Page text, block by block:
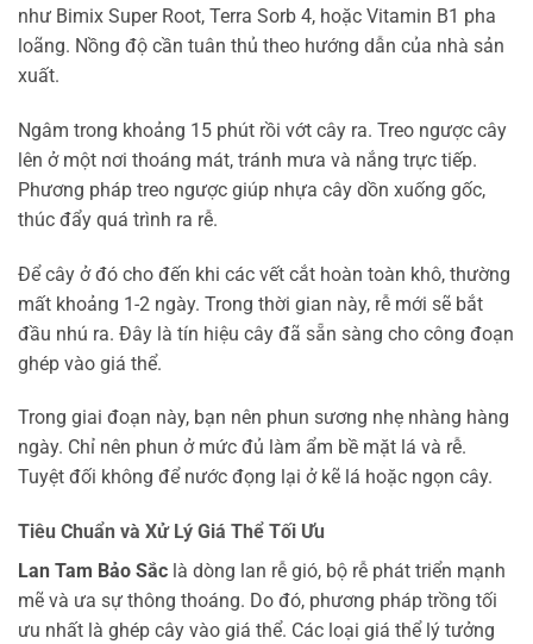
như Bimix Super Root, Terra Sorb 4, hoặc Vitamin B1 pha
loãng. Nồng độ cần tuân thủ theo hướng dẫn của nhà sản
xuất.
Ngâm trong khoảng 15 phút rồi vớt cây ra. Treo ngược cây
lên ở một nơi thoáng mát, tránh mưa và nắng trực tiếp.
Phương pháp treo ngược giúp nhựa cây dồn xuống gốc,
thúc đẩy quá trình ra rễ.
Để cây ở đó cho đến khi các vết cắt hoàn toàn khô, thường
mất khoảng 1-2 ngày. Trong thời gian này, rễ mới sẽ bắt
đầu nhú ra. Đây là tín hiệu cây đã sẵn sàng cho công đoạn
ghép vào giá thể.
Trong giai đoạn này, bạn nên phun sương nhẹ nhàng hàng
ngày. Chỉ nên phun ở mức đủ làm ẩm bề mặt lá và rễ.
Tuyệt đối không để nước đọng lại ở kẽ lá hoặc ngọn cây.
Tiêu Chuẩn và Xử Lý Giá Thể Tối Ưu
Lan Tam Bảo Sắc là dòng lan rễ gió, bộ rễ phát triển mạnh
mẽ và ưa sự thông thoáng. Do đó, phương pháp trồng tối
ưu nhất là ghép cây vào giá thể. Các loại giá thể lý tưởng